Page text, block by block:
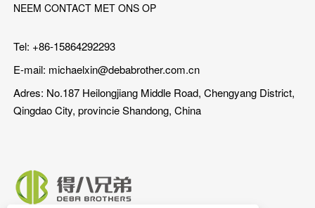
NEEM CONTACT MET ONS OP
Tel: +86-15864292293
E-mail: michaelxin@debabrother.com.cn
Adres: No.187 Heilongjiang Middle Road, Chengyang District,
Qingdao City, provincie Shandong, China